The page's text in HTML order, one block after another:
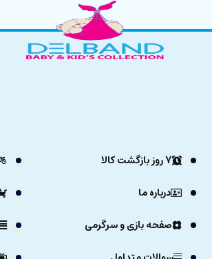
7 روز بازگشت کالا
درباره ما
صفحه بازی و سرگرمی